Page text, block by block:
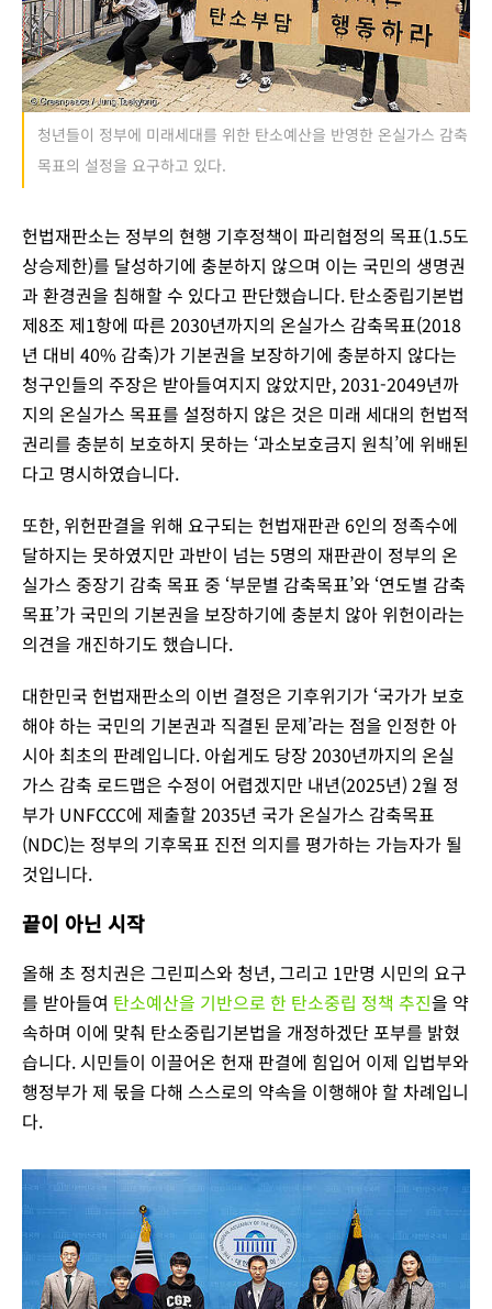
청년들이 정부에 미래세대를 위한 탄소예산을 반영한 온실가스 감축
목표의 설정을 요구하고 있다.
헌법재판소는 정부의 현행 기후정책이 파리협정의 목표(1.5도
상승제한)를 달성하기에 충분하지 않으며 이는 국민의 생명권
과 환경권을 침해할 수 있다고 판단했습니다. 탄소중립기본법
제8조 제1항에 따른 2030년까지의 온실가스 감축목표(2018
년 대비 40% 감축)가 기본권을 보장하기에 충분하지 않다는
청구인들의 주장은 받아들여지지 않았지만, 2031-2049년까
지의 온실가스 목표를 설정하지 않은 것은 미래 세대의 헌법적
권리를 충분히 보호하지 못하는 ‘과소보호금지 원칙’에 위배된
다고 명시하였습니다.
또한, 위헌판결을 위해 요구되는 헌법재판관 6인의 정족수에
달하지는 못하였지만 과반이 넘는 5명의 재판관이 정부의 온
실가스 중장기 감축 목표 중 ‘부문별 감축목표’와 ‘연도별 감축
목표’가 국민의 기본권을 보장하기에 충분치 않아 위헌이라는
의견을 개진하기도 했습니다.
대한민국 헌법재판소의 이번 결정은 기후위기가 ‘국가가 보호
해야 하는 국민의 기본권과 직결된 문제’라는 점을 인정한 아
시아 최초의 판례입니다. 아쉽게도 당장 2030년까지의 온실
가스 감축 로드맵은 수정이 어렵겠지만 내년(2025년) 2월 정
부가 UNFCCC에 제출할 2035년 국가 온실가스 감축목표
(NDC)는 정부의 기후목표 진전 의지를 평가하는 가늠자가 될
것입니다.
끝이 아닌 시작
올해 초 정치권은 그린피스와 청년, 그리고 1만명 시민의 요구
를 받아들여 탄소예산을 기반으로 한 탄소중립 정책 추진을 약
속하며 이에 맞춰 탄소중립기본법을 개정하겠단 포부를 밝혔
습니다. 시민들이 이끌어온 헌재 판결에 힘입어 이제 입법부와
행정부가 제 몫을 다해 스스로의 약속을 이행해야 할 차례입니
다.